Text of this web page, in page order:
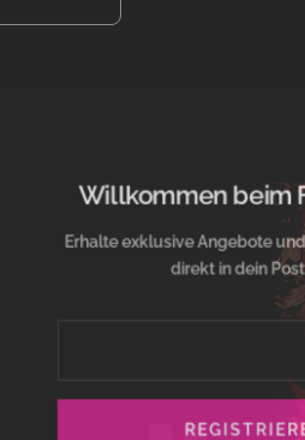
Willkommen beim
Erhalte exklusive Angebote
direkt in dein